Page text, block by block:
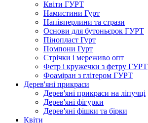
Квіти ГУРТ
Намистини Гурт
Напівперлини та стрази
Основи для бутоньєрок ГУРТ
Пінопласт Гурт
Помпони Гурт
Стрічки і мереживо опт
Фетр і кружечки з фетру ГУРТ
Фоаміран з глітером ГУРТ
Дерев'яні прикраси
Дерев'яні прикраси на ліпучці
Дерев'яні фігурки
Дерев'яні фішки та бірки
Квіти